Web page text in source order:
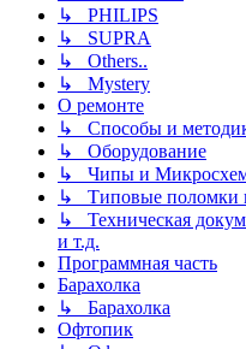
↳ PHILIPS
↳ SUPRA
↳ Others..
↳ Mystery
О ремонте
↳ Способы и
↳ Оборудование
↳ Чипы и
↳ Типовые поломки
↳ Техническая
и т.д.
Программная часть
Барахолка
↳ Барахолка
Офтопик